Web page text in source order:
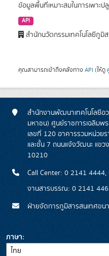
ข้อมูลพื้นที่เหมาะสมในการเพาะ
API
สำนักนวัตกรรมเทคโนโลยีภูมิ
คุณสามารถเข้าถึงคลังทาง API (ให้ดู
สำนักงานพัฒนาเทคโนโลยีอ
มหาชน) ศูนย์ราชการเฉลิมพ
เลขที่ 120 อาคารรวมหน่วย
และชั้น 7 ถนนแจ้งวัฒนะ แข
10210
Call Center: 0 2141
งานสารบรรณ: 0 2141
ฝ่ายจัดการภูมิสารสนเทศขน
ภาษา